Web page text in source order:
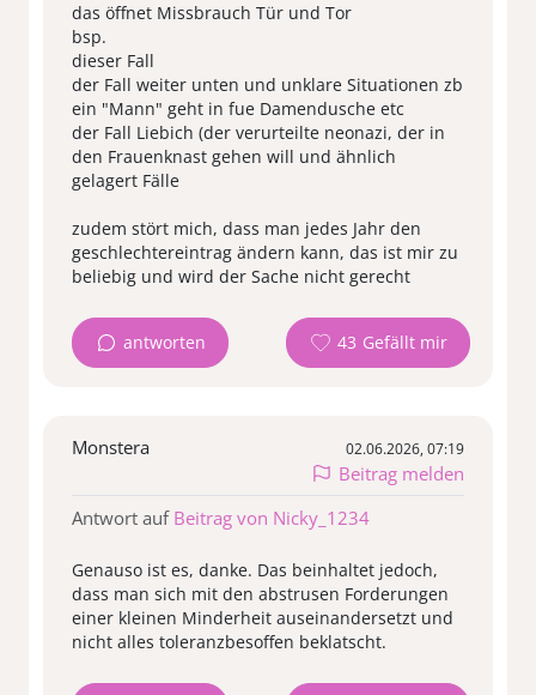
das öffnet Missbrauch Tür und Tor
bsp.
dieser Fall
der Fall weiter unten und unklare Situationen zb
ein "Mann" geht in fue Damendusche etc
der Fall Liebich (der verurteilte neonazi, der in
den Frauenknast gehen will und ähnlich
gelagert Fälle
zudem stört mich, dass man jedes Jahr den
geschlechtereintrag ändern kann, das ist mir zu
beliebig und wird der Sache nicht gerecht
antworten 43
Monstera 02.06.2026, 07:19
Beitrag melden
Antwort auf Beitrag von Nicky_1234
Genauso ist es, danke. Das beinhaltet jedoch,
dass man sich mit den abstrusen Forderungen
einer kleinen Minderheit auseinandersetzt und
nicht alles toleranzbesoffen beklatscht.